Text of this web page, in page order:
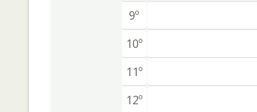
9º
10º
11º
12º